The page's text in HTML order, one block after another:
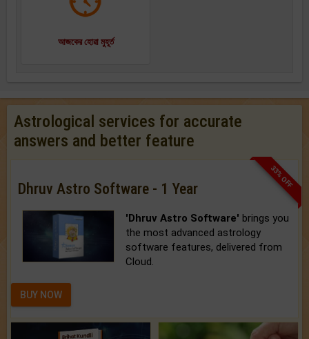
আজকের হোৱা মুহূর্ত
Astrological services for accurate
answers and better feature
33% OFF
Dhruv Astro Software - 1 Year
'Dhruv Astro Software' brings you
the most advanced astrology
software features, delivered from
Cloud.
BUY NOW